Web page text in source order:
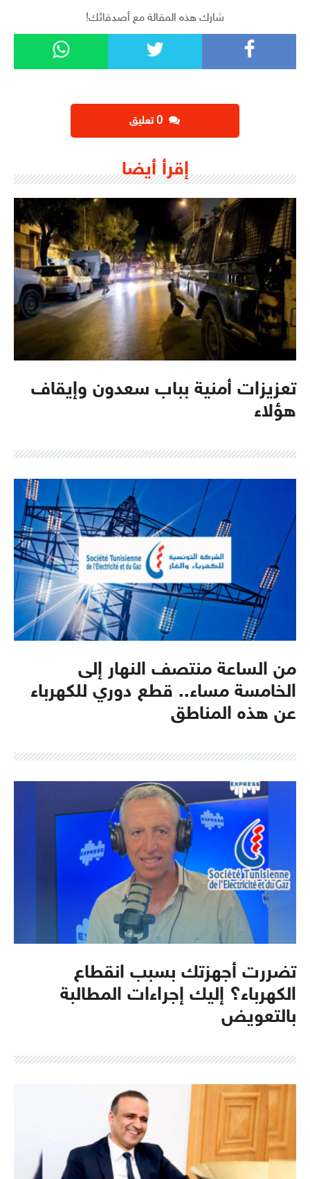
شارك هذه المقالة مع أصدقائك!
إقرأ أيضا
تعزيزات أمنية بباب سعدون وإيقاف
هؤلاء
من الساعة منتصف النهار إلى
الخامسة مساء.. قطع دوري للكهرباء
عن هذه المناطق
تضررت أجهزتك بسبب انقطاع
الكهرباء؟ إليك إجراءات المطالبة
بالتعويض